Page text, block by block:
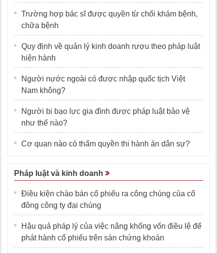
Trường hợp bác sĩ được quyền từ chối khám bệnh,
chữa bệnh
Quy định về quản lý kinh doanh rượu theo pháp luật
hiện hành
Người nước ngoài có được nhập quốc tịch Việt
Nam không?
Người bị bạo lực gia đình được pháp luật bảo vệ
như thế nào?
Cơ quan nào có thẩm quyền thi hành án dân sự?
Pháp luật và kinh doanh
Điều kiện chào bán cổ phiếu ra công chúng của cổ
đông công ty đại chúng
Hậu quả pháp lý của việc nâng khống vốn điều lệ để
phát hành cổ phiếu trên sàn chứng khoán